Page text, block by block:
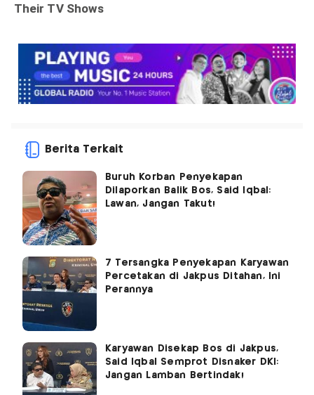
Berita Terkait
Buruh Korban Penyekapan
Dilaporkan Balik Bos, Said Iqbal:
Lawan, Jangan Takut!
7 Tersangka Penyekapan Karyawan
Percetakan di Jakpus Ditahan, Ini
Perannya
Karyawan Disekap Bos di Jakpus,
Said Iqbal Semprot Disnaker DKI:
Jangan Lamban Bertindak!